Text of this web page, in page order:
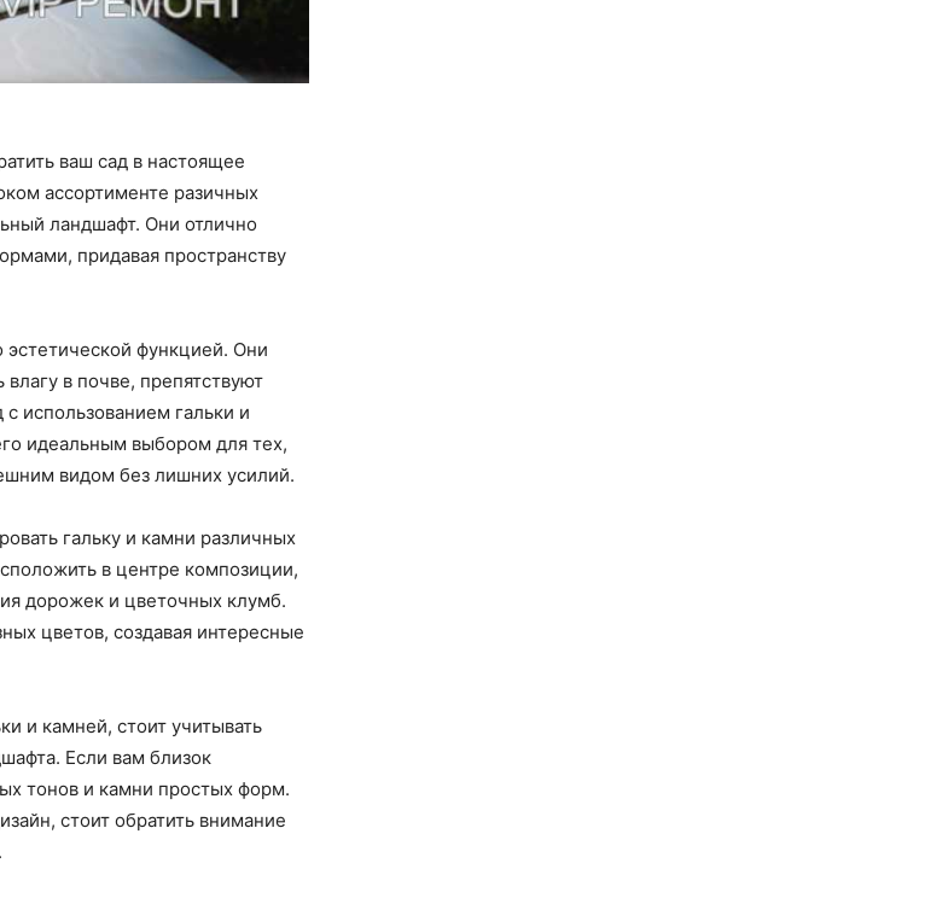
ваш сад в настоящее
ассортименте разичных
ландшафт. Они отлично
придавая пространству
эстетической функцией. Они
в почве, препятствуют
использованием гальки и
идеальным выбором для тех,
видом без лишних усилий.
гальку и камни различных
в центре композиции,
дорожек и цветочных клумб.
цветов, создавая интересные
и камней, стоит учитывать
Если вам близок
тонов и камни простых форм.
стоит обратить внимание